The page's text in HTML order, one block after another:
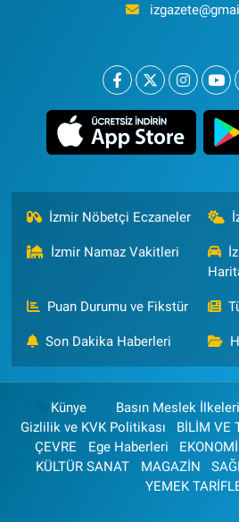
İzmir Nöbetçi Eczaneler
İzmir Namaz Vakitleri
Puan Durumu ve Fikstür
Son Dakika Haberleri
Künye Basın Meslek İlkeleri
Gizlilik ve KVK Politikası
BİLİM VE
ÇEVRE
Ege Haberleri EKONOMİ
KÜLTÜR SANAT
MAGAZİN
YEMEK